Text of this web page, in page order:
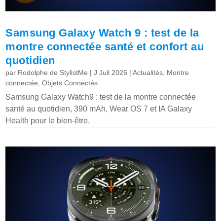
Samsung Galaxy Watch 9 : test de la
montre connectée santé et confort au
quotidien
par Rodolphe de StylistMe |J Juil 2026 |Actualités, Montre
connectée,Objets Connectés
Samsung Galaxy Watch9 : test de la montre connectée
santé au quotidien, 390 mAh, Wear OS 7 et IA Galaxy
Health pour le bien-être.